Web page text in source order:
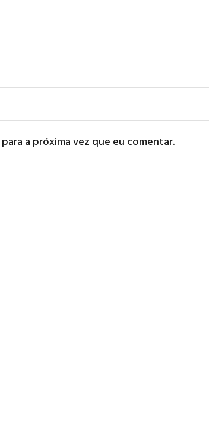
a próxima vez que eu comentar.